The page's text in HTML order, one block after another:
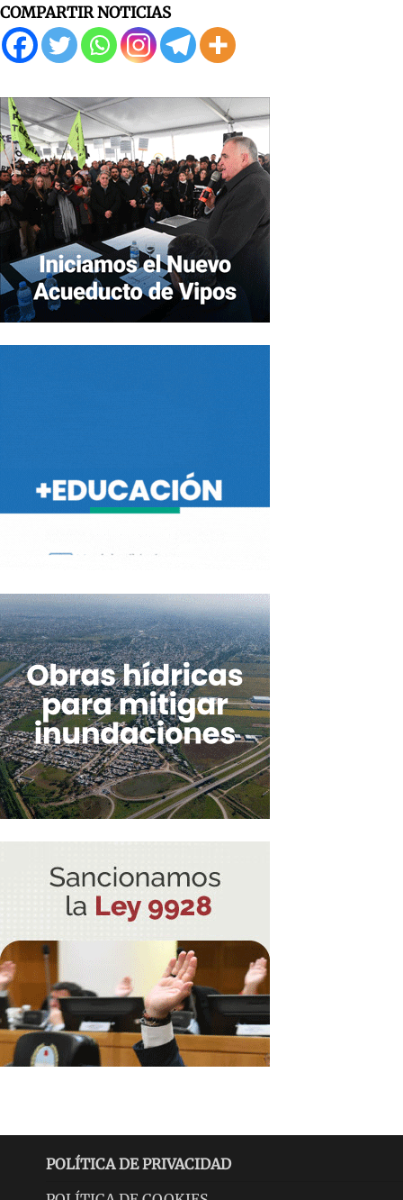
COMPARTIR NOTICIAS
POLÍTICA DE PRIVACIDAD